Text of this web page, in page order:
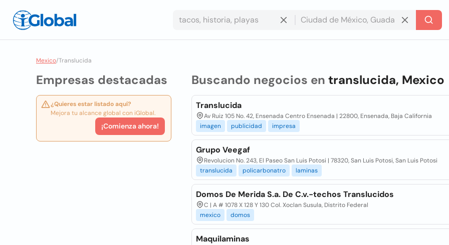
Mexico/Translucida
Empresas destacadas
¿Quieres estar listado aquí?
Mejora tu alcance global con iGlobal.
¡Comienza ahora!
Buscando negocios en translucida, Mexico
Translucida
Av Ruiz 105 No. 42, Ensenada Centro Ensenada | 22800, Ensenada, Baja California
imagen
publicidad impresa
Grupo Veegaf
Revolucion No. 243, El Paseo San Luis Potosi | 78320, San Luis Potosi, San Luis Potosi
translucida
policarbonatro laminas
Domos De Merida S.a. De C.v.-techos Translucidos
C | A # 1078 X 128 Y 130 Col. Xoclan Susula, Distrito Federal
mexico
domos
Maquilaminas